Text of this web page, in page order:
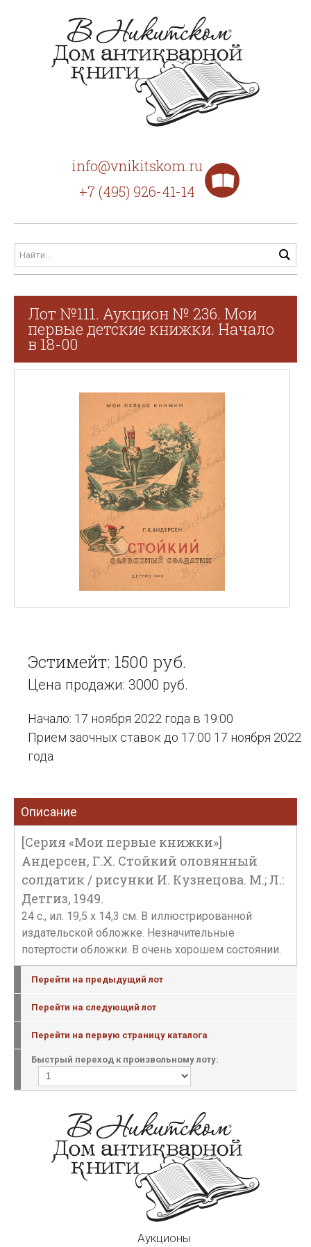
info@vnikitskom.ru
+7 (495) 926-41-14
Лот №111. Аукцион № 236. Мои
первые детские книжки. Начало
в 18-00
Эстимейт: 1500 руб.
Цена продажи: 3000 руб.
Начало: 17 ноября 2022 года в 19:00
Прием заочных ставок до 17:00 17 ноября 2022
года
Описание
[Серия «Мои первые книжки»]
Андерсен, Г.Х. Стойкий оловянный
солдатик / рисунки И. Кузнецова. М.; Л.:
Детгиз, 1949.
24 с., ил. 19,5 х 14,3 см. В иллюстрированной
издательской обложке. Незначительные
потертости обложки. В очень хорошем состоянии.
Перейти на предыдущий лот
Перейти на следующий лот
Перейти на первую страницу каталога
Быстрый переход к произвольному лоту:
Аукционы